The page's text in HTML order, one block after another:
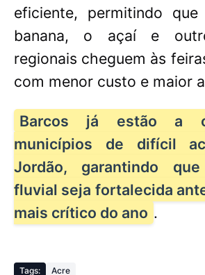
eficiente, permitindo
banana, o açaí e
regionais cheguem às
com menor custo e maior
Barcos já estão a
municípios de difícil
Jordão, garantindo
fluvial seja fortalecida
mais crítico do ano .
Tags: Acre